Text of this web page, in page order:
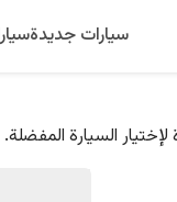
سيارات جديدة
السيارة